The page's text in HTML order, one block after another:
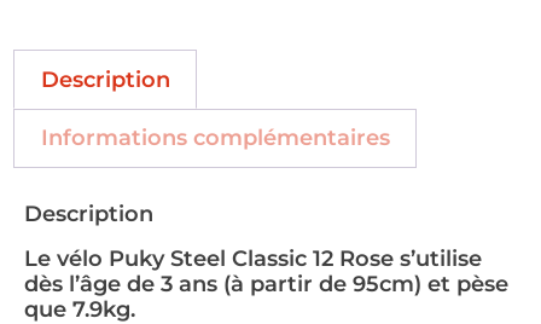
Description
Informations complémentaires
Description
Le vélo Puky Steel Classic 12 Rose s’utilise
dès l’âge de 3 ans (à partir de 95cm) et pèse
que 7.9kg.